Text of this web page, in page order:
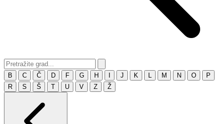
B C Č D F G H J K M N O
P
R
S Š T U V Z Ž